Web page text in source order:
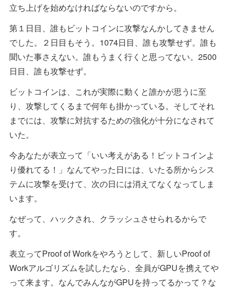
立ち上げを始めなければならないのですから。
第１日目、誰もビットコインに攻撃なんかしてきません
でした。２日目もそう。1074日目、誰も攻撃せず。誰も
聞いた事さえない。誰もうまく行くと思ってない。2500
日目、誰も攻撃せず。
ビットコインは、これが実際に動くと誰かが思うに至
り、攻撃してくるまで何年も掛かっている。そしてそれ
までには、攻撃に対抗するための強化が十分になされて
いた。
今あなたが表立って「いい考えがある！ビットコインよ
り優れてる！」なんてやった日には、いたる所からシス
テムに攻撃を受けて、次の日には消えてなくなってしま
います。
なぜって、ハックされ、クラッシュさせられるからで
す。
表立ってProof of Workをやろうとして、新しいProof of
Workアルゴリズムを試したなら、全員がGPUを携えてや
って来ます。なんでみんながGPUを持ってるかって？な